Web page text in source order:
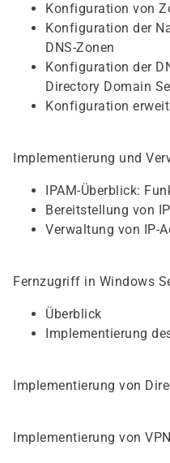
Konfiguration von
Konfiguration der
DNS-Zonen
Konfiguration der
Directory Domain
Konfiguration
Implementierung und
IPAM-Überblick:
Bereitstellung von
Verwaltung von IP-
Fernzugriff in Windows
Überblick
Implementierung
Implementierung von
Implementierung von